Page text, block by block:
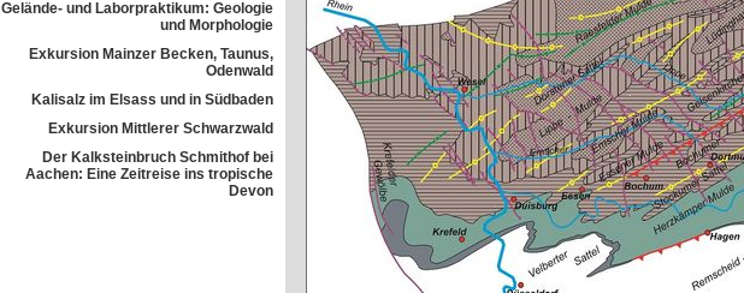
Gelände- und Laborpraktikum: Geologie
und Morphologie
Exkursion Mainzer Becken, Taunus,
Odenwald
Kalisalz im Elsass und in Südbaden
Exkursion Mittlerer Schwarzwald
Der Kalksteinbruch Schmithof bei
Aachen: Eine Zeitreise ins tropische
Devon